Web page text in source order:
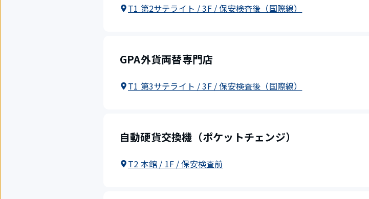
T1 第2サテライト / 3F / 保安検査後（国際線）
GPA外貨両替専門店
T1 第3サテライト / 3F / 保安検査後（国際線）
自動硬貨交換機（ポケットチェンジ）
T2 本館 / 1F / 保安検査前